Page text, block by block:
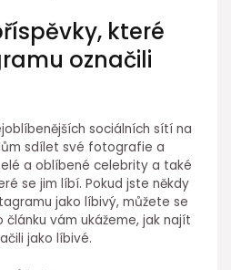
které
označili
sociálních sítí na
sdílet své fotografie a
a oblíbené celebrity a také
se jim líbí. Pokud jste někdy
jako líbivý, můžete se
vám ukážeme, jak najít
jako líbivé.